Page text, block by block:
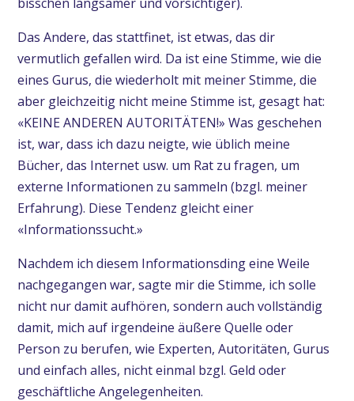
Das Andere, das stattfinet, ist etwas, das dir
vermutlich gefallen wird. Da ist eine Stimme, wie die
eines Gurus, die wiederholt mit meiner Stimme, die
aber gleichzeitig nicht meine Stimme ist, gesagt hat:
«KEINE ANDEREN AUTORITÄTEN!» Was geschehen
ist, war, dass ich dazu neigte, wie üblich meine
Bücher, das Internet usw. um Rat zu fragen, um
externe Informationen zu sammeln (bzgl. meiner
Erfahrung). Diese Tendenz gleicht einer
«Informationssucht.»
Nachdem ich diesem Informationsding eine Weile
nachgegangen war, sagte mir die Stimme, ich solle
nicht nur damit aufhören, sondern auch vollständig
damit, mich auf irgendeine äußere Quelle oder
Person zu berufen, wie Experten, Autoritäten, Gurus
und einfach alles, nicht einmal bzgl. Geld oder
geschäftliche Angelegenheiten.